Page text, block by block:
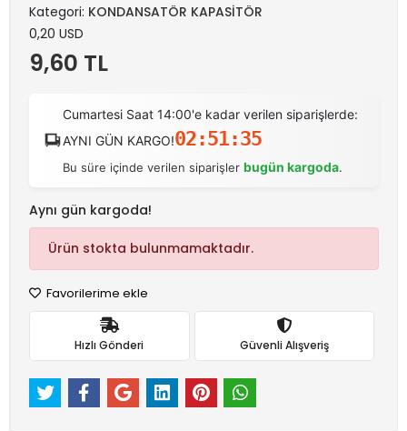
Kategori: KONDANSATÖR KAPASİTÖR
0,20 USD
9,60 TL
Cumartesi Saat 14:00'e kadar verilen siparişlerde:
AYNI GÜN KARGO!02:51:35
Bu süre içinde verilen siparişler bugün kargoda.
Aynı gün kargoda!
Ürün stokta bulunmamaktadır.
Favorilerime ekle
Hızlı Gönderi Güvenli Alışveriş